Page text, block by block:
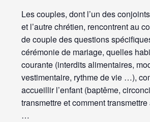
Les couples, dont l’un des
et l’autre chrétien, rencontrent au
de couple des questions
cérémonie de mariage, quelles
courante (interdits alimentaires,
vestimentaire, rythme de vie …),
accueillir l’enfant (baptême,
transmettre et comment
…